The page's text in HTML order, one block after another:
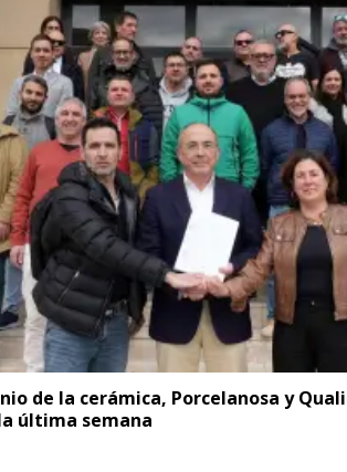
de la cerámica, Porcelanosa y
última semana